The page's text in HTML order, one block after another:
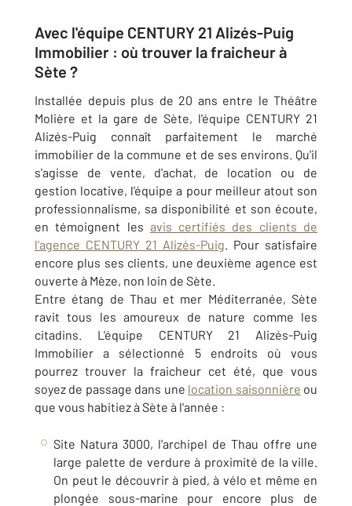
Avec l'équipe CENTURY 21 Alizés-Puig
Immobilier : où trouver la fraicheur à
Sète ?
Installée depuis plus de 20 ans entre le Théâtre
Molière et la gare de Sète, l'équipe CENTURY 21
Alizés-Puig connaît parfaitement le marché
immobilier de la commune et de ses environs. Qu'il
s'agisse de vente, d'achat, de location ou de
gestion locative, l'équipe a pour meilleur atout son
professionnalisme, sa disponibilité et son écoute,
en témoignent les avis certifiés des clients de
l'agence CENTURY 21 Alizés-Puig. Pour satisfaire
encore plus ses clients, une deuxième agence est
ouverte à Mèze, non loin de Sète.
Entre étang de Thau et mer Méditerranée, Sète
ravit tous les amoureux de nature comme les
citadins. L'équipe CENTURY 21 Alizés-Puig
Immobilier a sélectionné 5 endroits où vous
pourrez trouver la fraicheur cet été, que vous
soyez de passage dans une location saisonnière ou
que vous habitiez à Sète à l'année :
Site Natura 3000, l'archipel de Thau offre une
large palette de verdure à proximité de la ville.
On peut le découvrir à pied, à vélo et même en
plongée sous-marine pour encore plus de